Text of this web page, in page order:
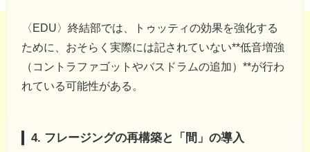
〈EDU〉終結部では、トゥッティの効果を強化する
ために、おそらく実際には記されていない**低音増強
（コントラファゴットやバスドラムの追加）**が行わ
れている可能性がある。
4. フレージングの再構築と「間」の導入